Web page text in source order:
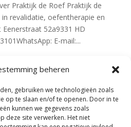
beheren
gebruiken we technologieën zoals
op te slaan en/of te openen. Door in te
kunnen we gegevens zoals
deze site verwerken. Het niet
Praktijk de Roef Praktijk de
revalidatie, oefentherapie en
52a9331 HD
E-mail:...